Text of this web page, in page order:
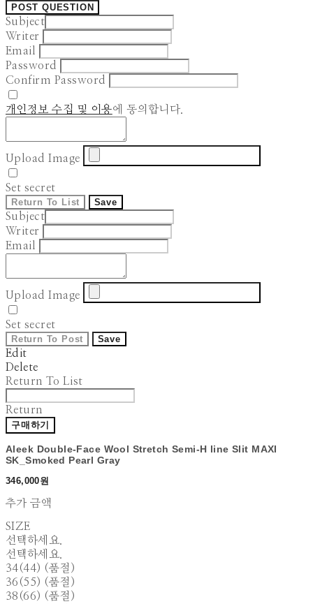
POST QUESTION
Subject
Writer
Email
Password
Confirm Password
개인정보 수집 및 이용에 동의합니다.
Upload Image
Set secret
Return To List Save
Subject
Writer
Email
Upload Image
Set secret
Return To Post Save
Edit
Delete
Return To List
Return
구매하기
Aleek Double-Face Wool Stretch Semi-H line Slit MAXI
SK_Smoked Pearl Gray
346,000원
추가 금액
SIZE
선택하세요.
선택하세요.
34(44) (품절)
36(55) (품절)
38(66) (품절)